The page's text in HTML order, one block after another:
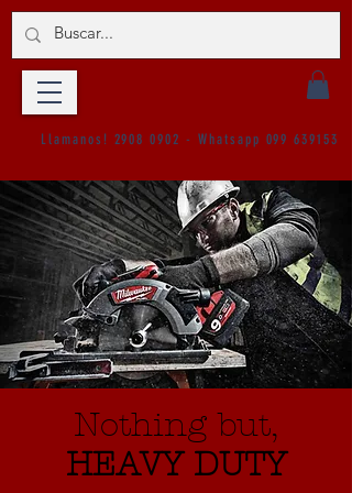
Llamanos! 2908 0902 - Whatsapp 099 639153
Nothing but,
HEAVY DUTY